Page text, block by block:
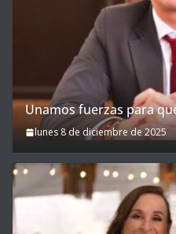
Unamos fuerzas para
lunes 8 de diciembre de 2025